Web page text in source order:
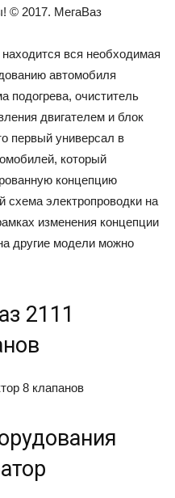
© 2017. МегаВаз
вся необходимая
автомобиля
подогрева, очиститель
двигателем и блок
первый универсал в
который
концепцию
схема электропроводки на
изменения концепции
другие модели можно